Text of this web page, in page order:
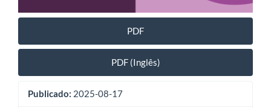
PDF
PDF (Inglês)
Publicado: 2025-08-17